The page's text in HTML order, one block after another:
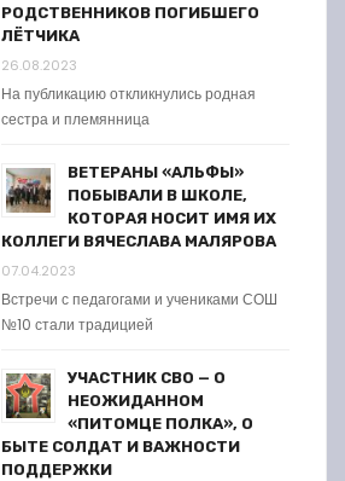
РОДСТВЕННИКОВ ПОГИБШЕГО
ЛЁТЧИКА
26.08.2023
На публикацию откликнулись родная
сестра и племянница
ВЕТЕРАНЫ «АЛЬФЫ»
ПОБЫВАЛИ В ШКОЛЕ,
КОТОРАЯ НОСИТ ИМЯ ИХ
КОЛЛЕГИ ВЯЧЕСЛАВА МАЛЯРОВА
07.04.2023
Встречи с педагогами и учениками СОШ
№10 стали традицией
УЧАСТНИК СВО — О
НЕОЖИДАННОМ
«ПИТОМЦЕ ПОЛКА», О
БЫТЕ СОЛДАТ И ВАЖНОСТИ
ПОДДЕРЖКИ